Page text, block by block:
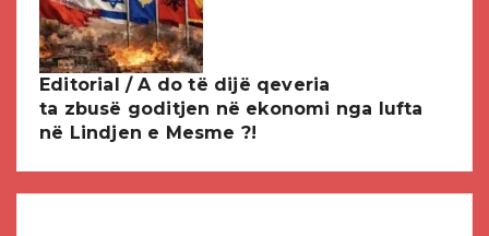
Editorial / A do të dijë qeveria
ta zbusë goditjen në ekonomi nga lufta
në Lindjen e Mesme ?!